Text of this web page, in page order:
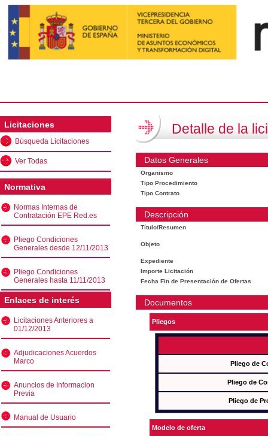
Licitaciones
Búsqueda Licitaciones
Ver Todas
Normativa
Normas Internas de
Contratación EPE Red.es
Pliego Condiciones
Generales desde 12/11/2013
Pliego Condiciones
Generales hasta 11/11/2013
Enlaces de interés
Licitaciones Anteriores a
01/12/2013
Adjudicaciones Acuerdos
Marco
Anuncios de Informacion
Previa
Manual de Usuario
Detalle de la
Datos Generales
Organismo
Tipo Procedimiento
Tipo Contrato
Descripción
Título/Resumen
Objeto
Expediente
Importe Licitación
Fecha Fin de Presentación de Ofertas
Documentos
Pliegos
Pliego de
Pliego de
Pliego de
Modelo de oferta